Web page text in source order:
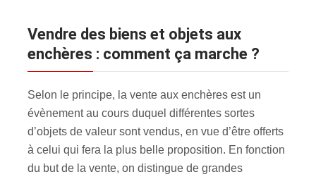
Vendre des biens et objets aux
enchères : comment ça marche ?
Selon le principe, la vente aux enchères est un
évènement au cours duquel différentes sortes
d’objets de valeur sont vendus, en vue d’être offerts
à celui qui fera la plus belle proposition. En fonction
du but de la vente, on distingue de grandes